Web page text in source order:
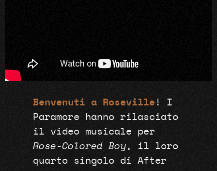
Benvenuti a Roseville ! I
Paramore hanno rilasciato
il video musicale per
Rose-Colored Boy , il loro
quarto singolo di After